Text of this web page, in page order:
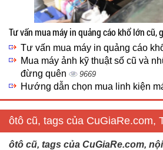
Tư vấn mua máy in quảng cáo khổ lớn cũ,
Tư vấn mua máy in quảng cáo
Mua máy ảnh kỹ thuật số cũ và
đừng quên
9669
Hướng dẫn chọn mua linh kiện
ôtô cũ, tags của CuGiaRe.com,
ôtô cũ, tags của CuGiaRe.com,